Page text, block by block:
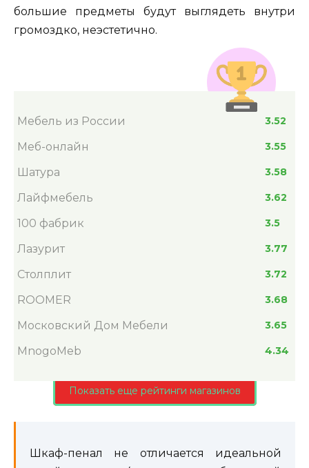
большие предметы будут выглядеть внутри
громоздко, неэстетично.
Мебель из России 3.52
Меб-онлайн 3.55
Шатура 3.58
Лайфмебель 3.62
100 фабрик 3.5
Лазурит 3.77
Столплит 3.72
ROOMER 3.68
Московский Дом Мебели 3.65
MnogoMeb 4.34
Показать еще рейтинги магазинов
Шкаф-пенал не отличается идеальной